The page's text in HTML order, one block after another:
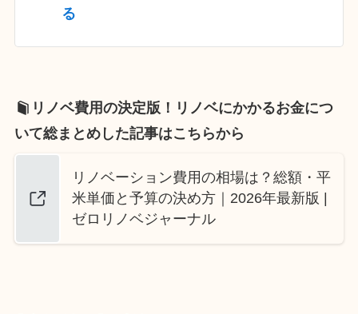
る
リノベ費用の決定版！リノベにかかるお金につ
いて総まとめした記事はこちらから
リノベーション費用の相場は？総額・平
米単価と予算の決め方｜2026年最新版 |
ゼロリノベジャーナル